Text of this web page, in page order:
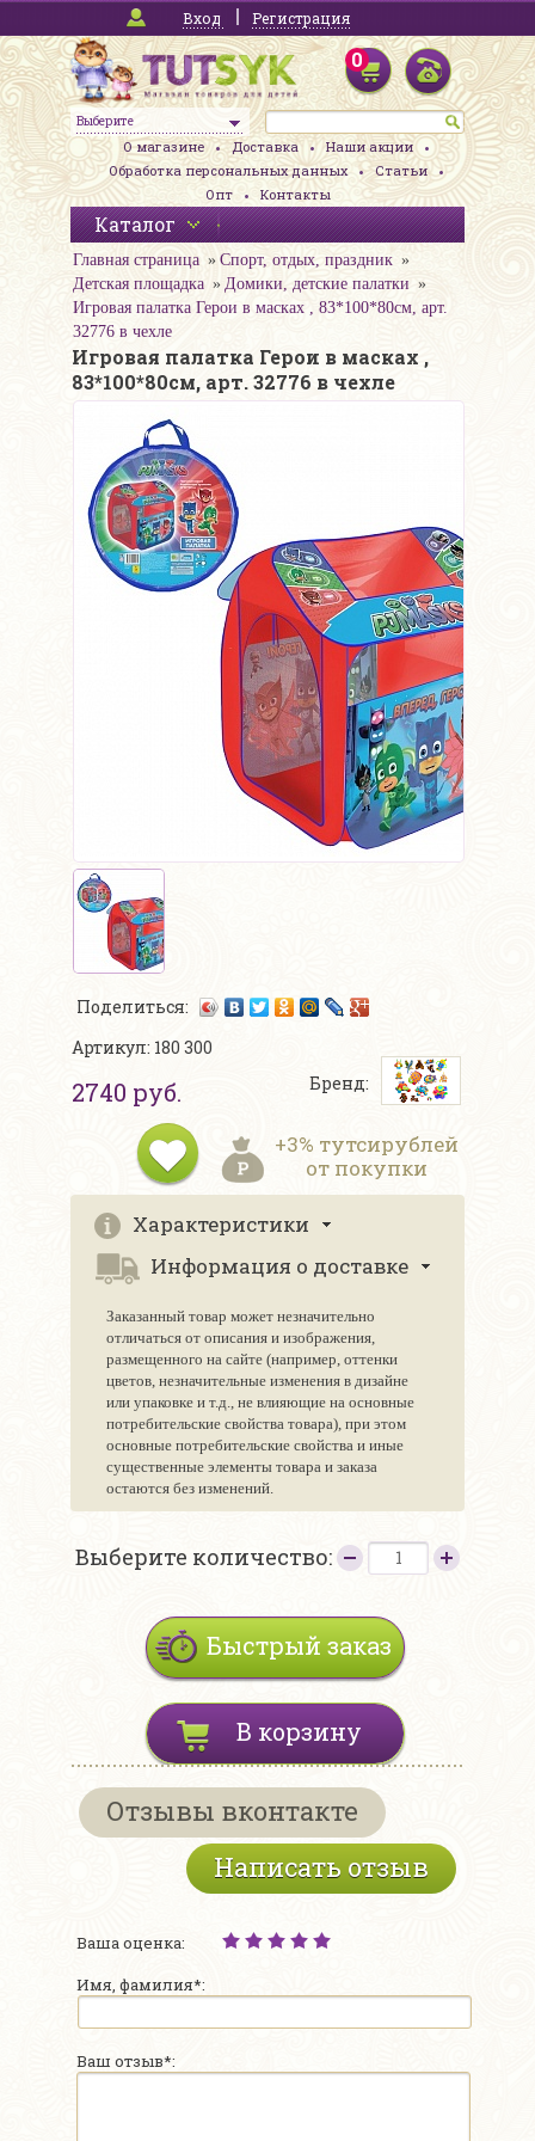
Вход Регистрация
Выберите
0
О магазине Доставка
Наши акции
Обработка персональных данных
Статьи
Опт
Контакты
Каталог
Главная страница
Спорт, отдых, праздник
Детская площадка
Домики, детские палатки
Игровая палатка Герои в масках , 83*100*80см, арт.
32776 в чехле
Игровая палатка Герои в масках ,
83*100*80см, арт. 32776 в чехле
Поделиться:
Артикул: 180 300
2740 руб. Бренд:
+3% тутсирублей
от покупки
Характеристики
Информация о доставке
Заказанный товар может незначительно
отличаться от описания и изображения,
размещенного на сайте (например, оттенки
цветов, незначительные изменения в дизайне
или упаковке и т.д., не влияющие на основные
потребительские свойства товара), при этом
основные потребительские свойства и иные
существенные элементы товара и заказа
остаются без изменений.
Выберите количество:
Быстрый заказ
В корзину
Отзывы вконтакте
Написать отзыв
Ваша оценка:
Имя, фамилия*:
Ваш отзыв*: